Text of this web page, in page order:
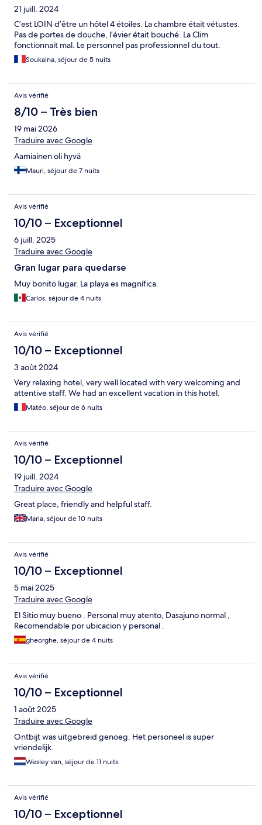
21 juill. 2024
C’est LOIN d’être un hôtel 4 étoiles. La chambre était vétustes.
Pas de portes de douche, l’évier était bouché. La Clim
fonctionnait mal. Le personnel pas professionnel du tout.
Soukaina, séjour de 5 nuits
Avis vérifié
8/10 – Très bien
19 mai 2026
Traduire avec Google
Aamiainen oli hyvä
Mauri, séjour de 7 nuits
Avis vérifié
10/10 – Exceptionnel
6 juill. 2025
Traduire avec Google
Gran lugar para quedarse
Muy bonito lugar. La playa es magnífica.
Carlos, séjour de 4 nuits
Avis vérifié
10/10 – Exceptionnel
3 août 2024
Very relaxing hotel, very well located with very welcoming and
attentive staff. We had an excellent vacation in this hotel.
Matéo, séjour de 6 nuits
Avis vérifié
10/10 – Exceptionnel
19 juill. 2024
Traduire avec Google
Great place, friendly and helpful staff.
Maria, séjour de 10 nuits
Avis vérifié
10/10 – Exceptionnel
5 mai 2025
Traduire avec Google
El Sitio muy bueno . Personal muy atento, Dasajuno normal ,
Recomendable por ubicacion y personal .
gheorghe, séjour de 4 nuits
Avis vérifié
10/10 – Exceptionnel
1 août 2025
Traduire avec Google
Ontbijt was uitgebreid genoeg. Het personeel is super
vriendelijk.
Wesley van, séjour de 11 nuits
Avis vérifié
10/10 – Exceptionnel